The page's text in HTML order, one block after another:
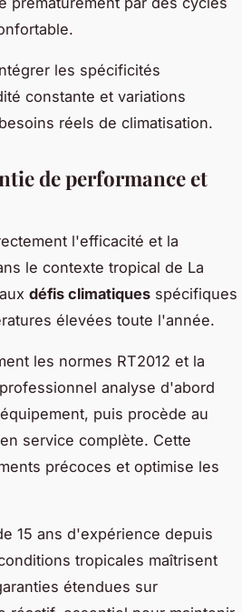
les spécificités
constante et variations
réels de climatisation.
de performance et
l'efficacité et la
le contexte tropical de La
défis climatiques spécifiques
élevées toute l'année.
les normes RT2012 et la
analyse d'abord
puis procède au
service complète. Cette
précoces et optimise les
15 ans d'expérience depuis
tropicales maîtrisent
étendues sur